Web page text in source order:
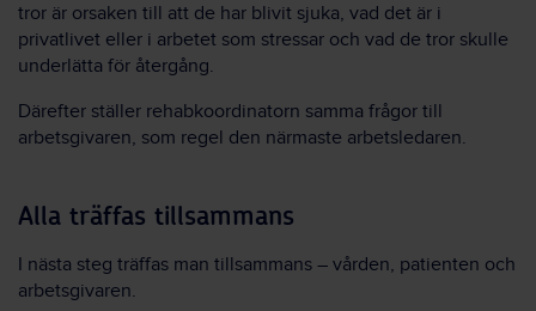
tror är orsaken till att de har blivit sjuka, vad det är i
privatlivet eller i arbetet som stressar och vad de tror skulle
underlätta för återgång.
Därefter ställer rehabkoordinatorn samma frågor till
arbetsgivaren, som regel den närmaste arbetsledaren.
Alla träffas tillsammans
I nästa steg träffas man tillsammans – vården, patienten och
arbetsgivaren.